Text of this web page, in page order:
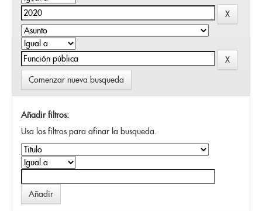
Comenzar nueva busqueda
Añadir filtros:
Usa los filtros para afinar la busqueda.